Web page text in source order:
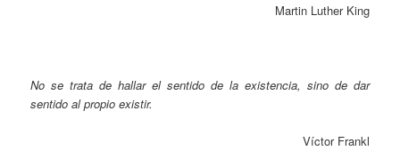
Martin Luther King
No se trata de hallar el sentido de la existencia, sino de dar
sentido al propio existir.
Víctor Frankl